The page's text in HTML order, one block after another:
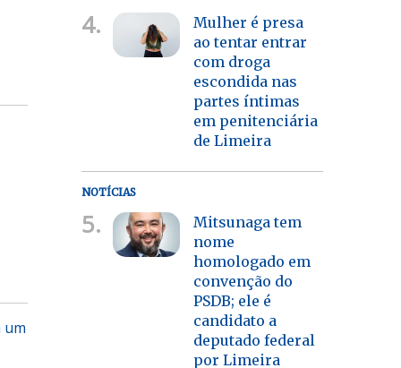
um
4.
Mulher é presa
ao tentar entrar
com droga
escondida nas
partes íntimas
em penitenciária
de Limeira
NOTÍCIAS
5.
Mitsunaga tem
nome
homologado em
convenção do
PSDB; ele é
candidato a
deputado federal
por Limeira